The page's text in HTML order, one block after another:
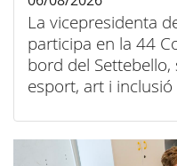
La vicepresidenta
participa en la 44
bord del
esport, art i inclusió